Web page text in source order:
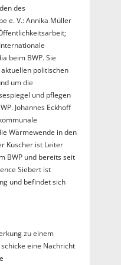
des
e. V.: Annika Müller
beim BWP. Sie
politischen
um die
und pflegen
Johannes Eckhoff
Wärmewende in den
Kuscher ist Leiter
BWP und bereits seit
Siebert ist
und befindet sich
zu einem
eine Nachricht